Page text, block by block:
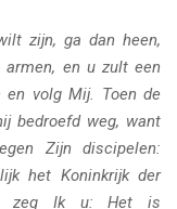
zijn, ga dan heen,
en u zult een
volg Mij. Toen de
bedroefd weg, want
Zijn discipelen:
het Koninkrijk der
zeg Ik u: Het is